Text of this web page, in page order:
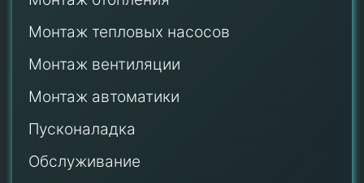
Монтаж тепловых насосов
Монтаж вентиляции
Монтаж автоматики
Пусконаладка
Обслуживание